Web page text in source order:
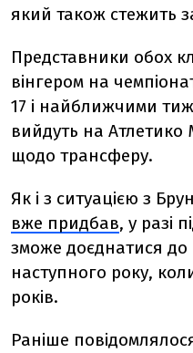
який також стежить
Представники обох
вінгером на
17 і найближчими
вийдуть на Атлетико
щодо трансферу.
Як і з ситуацією з
вже придбав, у разі
зможе доєднатися до
наступного року,
років.
Раніше